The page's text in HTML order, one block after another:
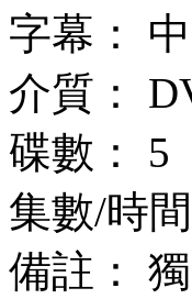
字幕：
介質：
碟數： 5
集數/時
備註：